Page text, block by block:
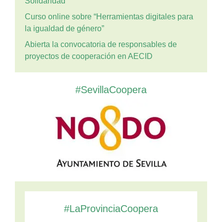
Curso online sobre “Herramientas digitales para
la igualdad de género”
Abierta la convocatoria de responsables de
proyectos de cooperación en AECID
#SevillaCoopera
#LaProvinciaCoopera